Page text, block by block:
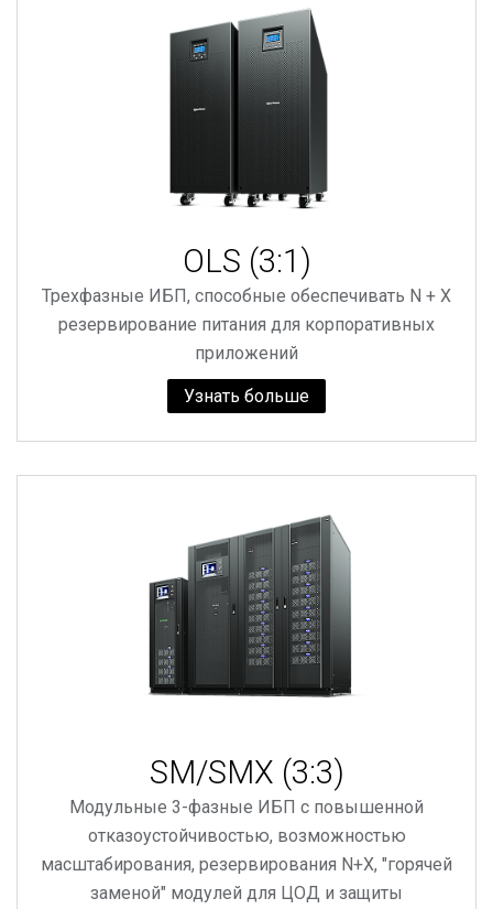
OLS (3:1)
Трехфазные ИБП, способные обеспечивать N + X
резервирование питания для корпоративных
приложений
Узнать больше
SM/SMX (3:3)
Модульные 3-фазные ИБП с повышенной
отказоустойчивостью, возможностью
масштабирования, резервирования N+X, "горячей
заменой" модулей для ЦОД и защиты